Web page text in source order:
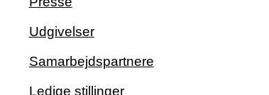
Udgivelser
Samarbejdspartnere
Ledige stillinger